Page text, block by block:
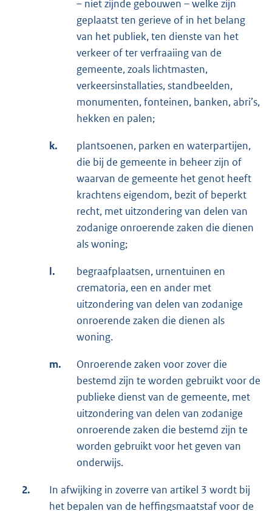
– niet zijnde gebouwen – welke zijn
geplaatst ten gerieve of in het belang
van het publiek, ten dienste van het
verkeer of ter verfraaiing van de
gemeente, zoals lichtmasten,
verkeersinstallaties, standbeelden,
monumenten, fonteinen, banken, abri’s,
hekken en palen;
k.
plantsoenen, parken en waterpartijen,
die bij de gemeente in beheer zijn of
waarvan de gemeente het genot heeft
krachtens eigendom, bezit of beperkt
recht, met uitzondering van delen van
zodanige onroerende zaken die dienen
als woning;
l.
begraafplaatsen, urnentuinen en
crematoria, een en ander met
uitzondering van delen van zodanige
onroerende zaken die dienen als
woning.
m.
Onroerende zaken voor zover die
bestemd zijn te worden gebruikt voor de
publieke dienst van de gemeente, met
uitzondering van delen van zodanige
onroerende zaken die bestemd zijn te
worden gebruikt voor het geven van
onderwijs.
2.
In afwijking in zoverre van artikel 3 wordt bij
het bepalen van de heffingsmaatstaf voor de